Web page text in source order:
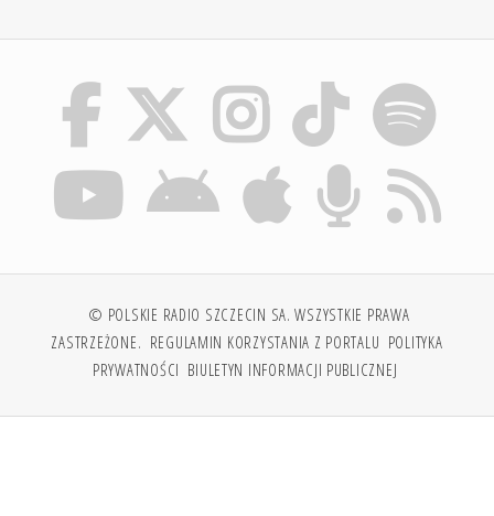
© POLSKIE RADIO SZCZECIN SA. WSZYSTKIE PRAWA
ZASTRZEŻONE. REGULAMIN KORZYSTANIA Z PORTALU POLITYKA
PRYWATNOŚCI BIULETYN INFORMACJI PUBLICZNEJ